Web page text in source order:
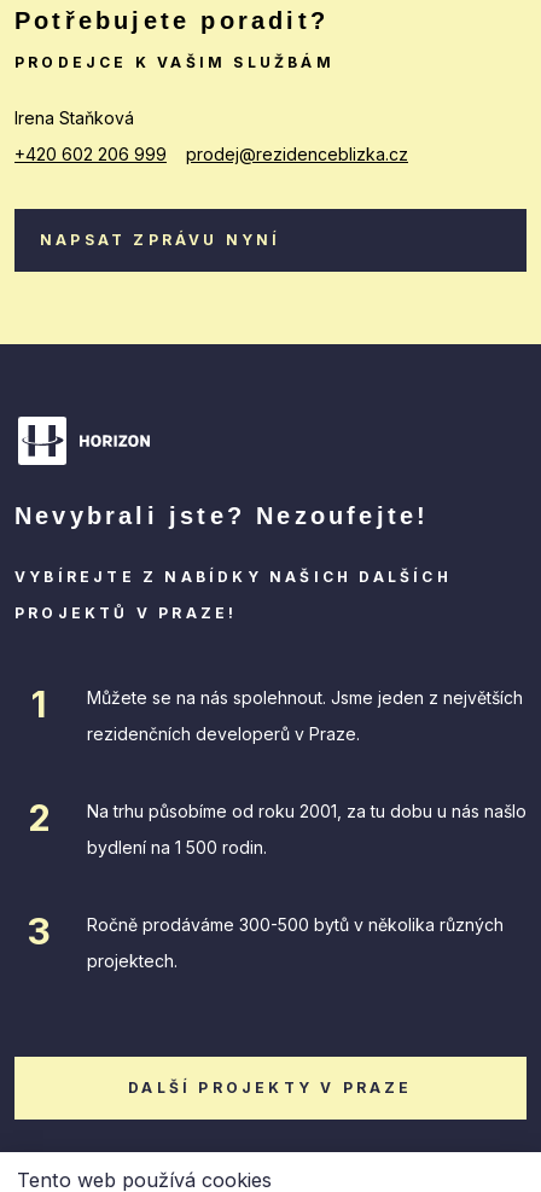
Potřebujete poradit?
PRODEJCE K VAŠIM SLUŽBÁM
Irena Staňková
+420 602 206 999
prodej@rezidenceblizka.cz
NAPSAT ZPRÁVU NYNÍ
Nevybrali jste? Nezoufejte!
VYBÍREJTE Z NABÍDKY NAŠICH DALŠÍCH
PROJEKTŮ V PRAZE!
Můžete se na nás spolehnout. Jsme jeden z největších
rezidenčních developerů v Praze.
Na trhu působíme od roku 2001, za tu dobu u nás našlo
bydlení na 1 500 rodin.
Ročně prodáváme 300-500 bytů v několika různých
projektech.
DALŠÍ PROJEKTY V PRAZE
Tento web používá cookies